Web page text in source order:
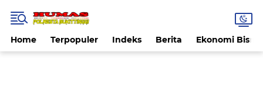
Home Terpopuler Indeks Berita Ekonomi Bisnis